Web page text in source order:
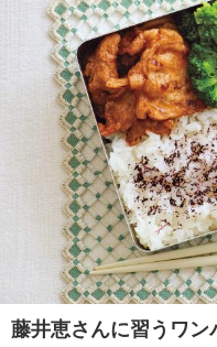
藤井恵さんに習うワ